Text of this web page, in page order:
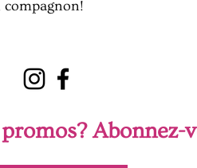
Abonnez-